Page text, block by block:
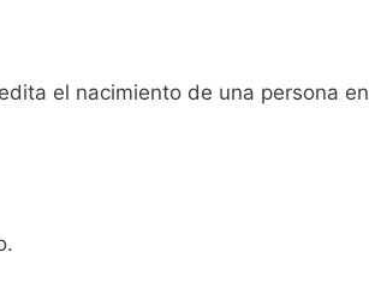
el nacimiento de una persona en